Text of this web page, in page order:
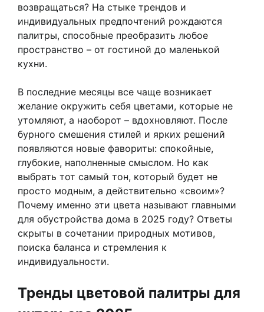
возвращаться? На стыке трендов и
индивидуальных предпочтений рождаются
палитры, способные преобразить любое
пространство – от гостиной до маленькой
кухни.
В последние месяцы все чаще возникает
желание окружить себя цветами, которые не
утомляют, а наоборот – вдохновляют. После
бурного смешения стилей и ярких решений
появляются новые фавориты: спокойные,
глубокие, наполненные смыслом. Но как
выбрать тот самый тон, который будет не
просто модным, а действительно «своим»?
Почему именно эти цвета называют главными
для обустройства дома в 2025 году? Ответы
скрыты в сочетании природных мотивов,
поиска баланса и стремления к
индивидуальности.
Тренды цветовой палитры для